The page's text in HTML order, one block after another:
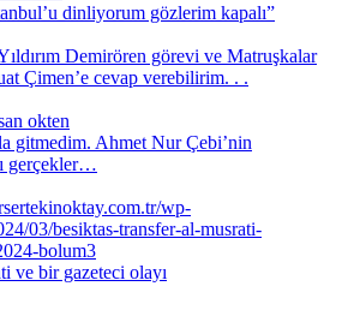
dinliyorum gözlerim kapalı”
Çimen’e cevap verebilirim. . .
gitmedim. Ahmet Nur Çebi’nin
gerçekler…
ve bir gazeteci olayı